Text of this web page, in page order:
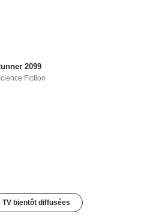
2099
Fiction
bientôt diffusées